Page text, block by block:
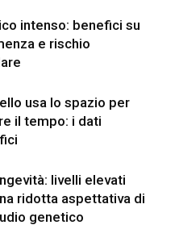
intenso: benefici su
e rischio
usa lo spazio per
il tempo: i dati
livelli elevati
ridotta aspettativa di
genetico